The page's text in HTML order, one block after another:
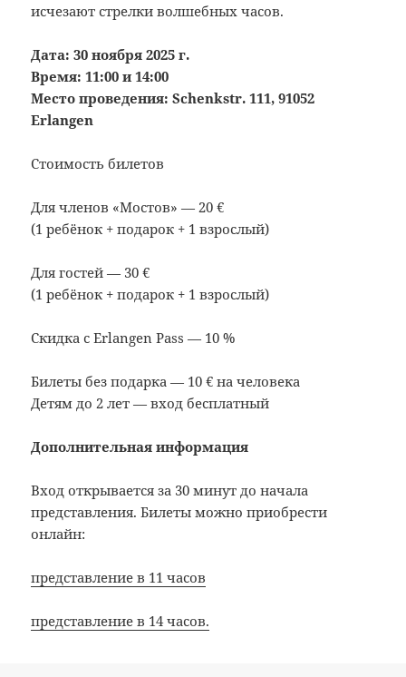
исчезают стрелки волшебных часов.
Дата: 30 ноября 2025 г.
Время: 11:00 и 14:00
Место проведения: Schenkstr. 111, 91052
Erlangen
Стоимость билетов
Для членов «Мостов» — 20 €
(1 ребёнок + подарок + 1 взрослый)
Для гостей — 30 €
(1 ребёнок + подарок + 1 взрослый)
Скидка с Erlangen Pass — 10 %
Билеты без подарка — 10 € на человека
Детям до 2 лет — вход бесплатный
Дополнительная информация
Вход открывается за 30 минут до начала
представления. Билеты можно приобрести
онлайн:
представление в 11 часов
представление в 14 часов.